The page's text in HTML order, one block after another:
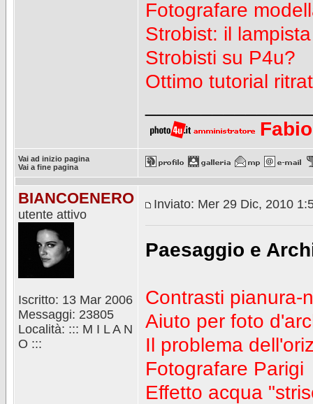
Fotografare
Strobist: il
Strobisti su P4u?
Ottimo tutorial
Fabio
Vai ad inizio pagina
Vai a fine pagina
BIANCOENERO
utente attivo
Iscritto: 13 Mar 2006
Messaggi: 23805
Località: ::: M I L A N
O :::
Inviato: Mer 29 Dic, 2010
Paesaggio e
Contrasti pianura-
Aiuto per foto
Il problema
Fotografare Parigi
Effetto acqua